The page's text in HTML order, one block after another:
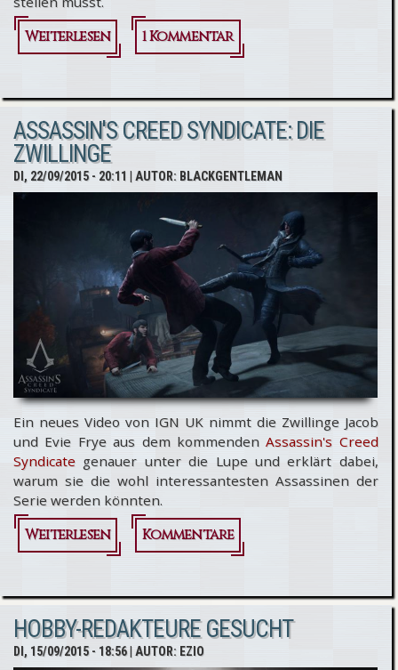
Weiterlesen
über Assassin's
Syndicate:
Story-Trailer
veröffentlicht
1 Kommentar
ASSASSIN'S CREED SYNDICATE: DIE
ZWILLINGE
DI, 22/09/2015 - 20:11 | AUTOR: BLACKGENTLEMAN
Ein neues Video von IGN UK nimmt die Zwillinge Jacob
und Evie Frye aus dem kommendenAssassin's Creed
Syndicate genauer unter die Lupe und erklärt dabei,
warum sie die wohl interessantesten Assassinen der
Serie werden könnten.
Weiterlesen
über
Creed
Syndicate:
Die
Kommentare
HOBBY-REDAKTEURE GESUCHT
DI, 15/09/2015 - 18:56| AUTOR: EZIO